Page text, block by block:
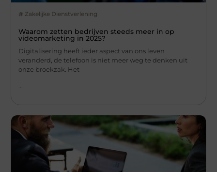
Zakelijke Dienstverlening
Waarom zetten bedrijven steeds meer in op
videomarketing in 2025?
Digitalisering heeft ieder aspect van ons leven
veranderd, de telefoon is niet meer weg te denken uit
onze broekzak. Het